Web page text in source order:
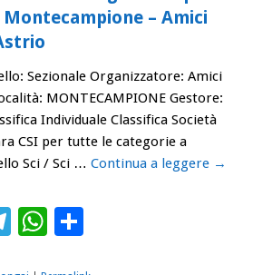
– Amici
Sezionale Organizzatore: Amici
MONTECAMPIONE Gestore:
Individuale Classifica Società
CSI per tutte le categorie a
Sci / Sci … Continua a leggere →
Telegram
WhatsApp
Condividi